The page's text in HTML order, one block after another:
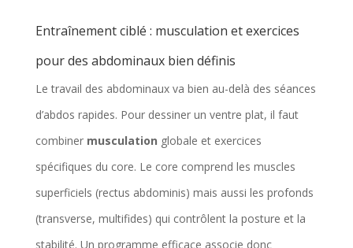
Entraînement ciblé : musculation et exercices
pour des abdominaux bien définis
Le travail des abdominaux va bien au-delà des séances
d’abdos rapides. Pour dessiner un ventre plat, il faut
combiner musculation globale et exercices
spécifiques du core. Le core comprend les muscles
superficiels (rectus abdominis) mais aussi les profonds
(transverse, multifides) qui contrôlent la posture et la
stabilité. Un programme efficace associe donc